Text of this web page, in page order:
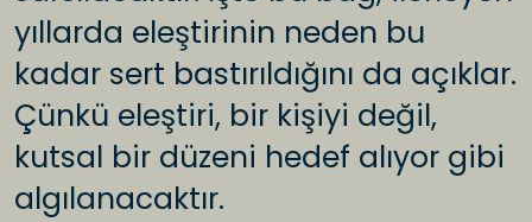
yıllarda eleştirinin neden bu
kadar sert bastırıldığını da açıklar.
Çünkü eleştiri, bir kişiyi değil,
kutsal bir düzeni hedef alıyor gibi
algılanacaktır.